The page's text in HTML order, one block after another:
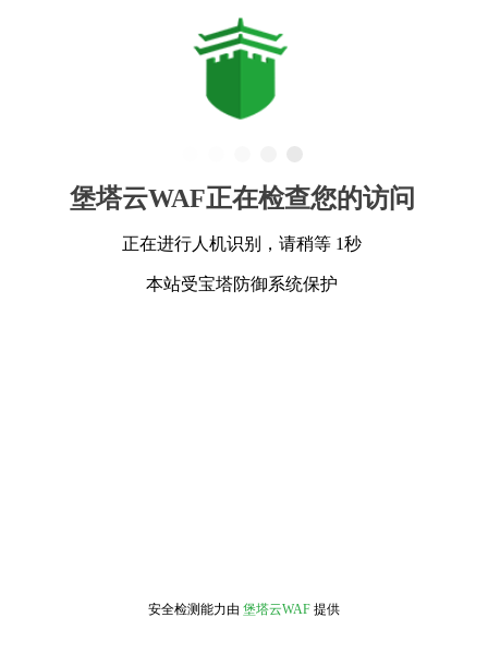
堡塔云WAF正在检查您的访问
正在进行人机识别，请稍等 1秒
本站受宝塔防御系统保护
安全检测能力由 堡塔云WAF 提供